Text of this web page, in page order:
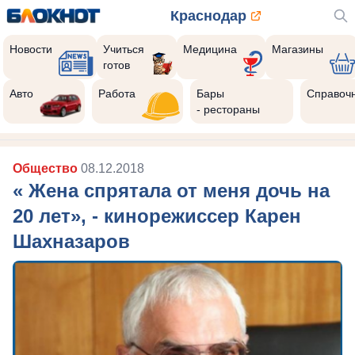
Краснодар
Новости
Учиться
готов
Медицина Магазины
Авто Работа
Бары
- рестораны
Общество 08.12.2018
« Жена спрятала от меня дочь на
20 лет», - кинорежиссер Карен
Шахназаров